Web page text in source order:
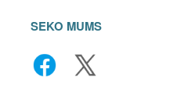
SEKO MUMS